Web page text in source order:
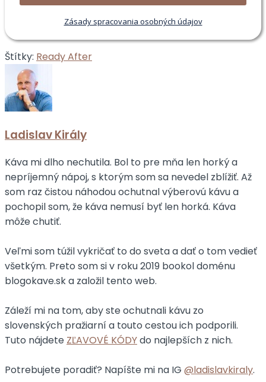
Zásady spracovania osobných údajov
Štítky: Ready After
Ladislav Király
Káva mi dlho nechutila. Bol to pre mňa len horký a
nepríjemný nápoj, s ktorým som sa nevedel zblížiť. Až
som raz čistou náhodou ochutnal výberovú kávu a
pochopil som, že káva nemusí byť len horká. Káva
môže chutiť.
Veľmi som túžil vykričať to do sveta a dať o tom vedieť
všetkým. Preto som si v roku 2019 bookol doménu
blogokave.sk a založil tento web.
Záleží mi na tom, aby ste ochutnali kávu zo
slovenských pražiarní a touto cestou ich podporili.
Tuto nájdete ZĽAVOVÉ KÓDYdo najlepších z nich.
Potrebujete poradiť? Napíšte mi na IG @ladislavkiraly.